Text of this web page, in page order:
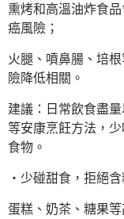
熏烤和高溫油炸食
癌風險；
火腿、噴鼻腸、培
險降低相關。
建議：日常飲食盡
等安康烹飪方法，
食物。
・少碰甜食，拒絕
蛋糕、奶茶、糖果